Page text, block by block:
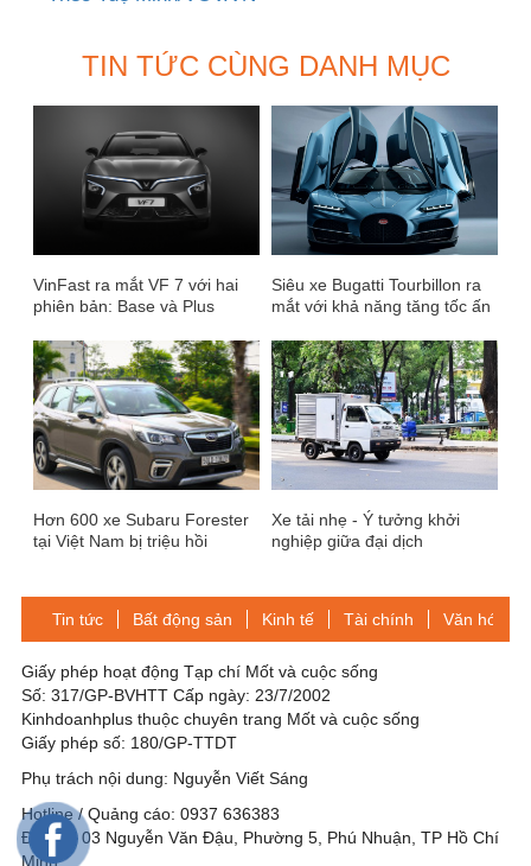
TIN TỨC CÙNG DANH MỤC
VinFast ra mắt VF 7 với hai
phiên bản: Base và Plus
Siêu xe Bugatti Tourbillon ra
mắt với khả năng tăng tốc ấn
Hơn 600 xe Subaru Forester
tại Việt Nam bị triệu hồi
Xe tải nhẹ - Ý tưởng khởi
nghiệp giữa đại dịch
Tin tức Bất động sản Kinh tế Tài chính Văn hóa-
Giấy phép hoạt động Tạp chí Mốt và cuộc sống
Số: 317/GP-BVHTT Cấp ngày: 23/7/2002
Kinhdoanhplus thuộc chuyên trang Mốt và cuộc sống
Giấy phép số: 180/GP-TTDT
Phụ trách nội dung: Nguyễn Viết Sáng
Hotline / Quảng cáo: 0937 636383
Địa chỉ: 03 Nguyễn Văn Đậu, Phường 5, Phú Nhuận, TP Hồ Chí
Minh